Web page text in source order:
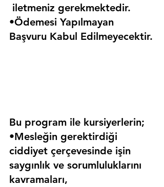
iletmeniz gerekmektedir.
•Ödemesi Yapılmayan
Başvuru Kabul Edilmeyecektir.
Bu program ile kursiyerlerin;
•Mesleğin gerektirdiği
ciddiyet çerçevesinde işin
saygınlık ve sorumluluklarını
kavramaları,